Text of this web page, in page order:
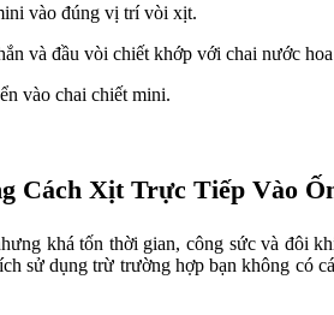
vào đúng vị trí vòi xịt.
và đầu vòi chiết khớp với chai nước
vào chai chiết mini.
Cách Xịt Trực Tiếp Vào
khá tốn thời gian, công sức và đôi
sử dụng trừ trường hợp bạn không có